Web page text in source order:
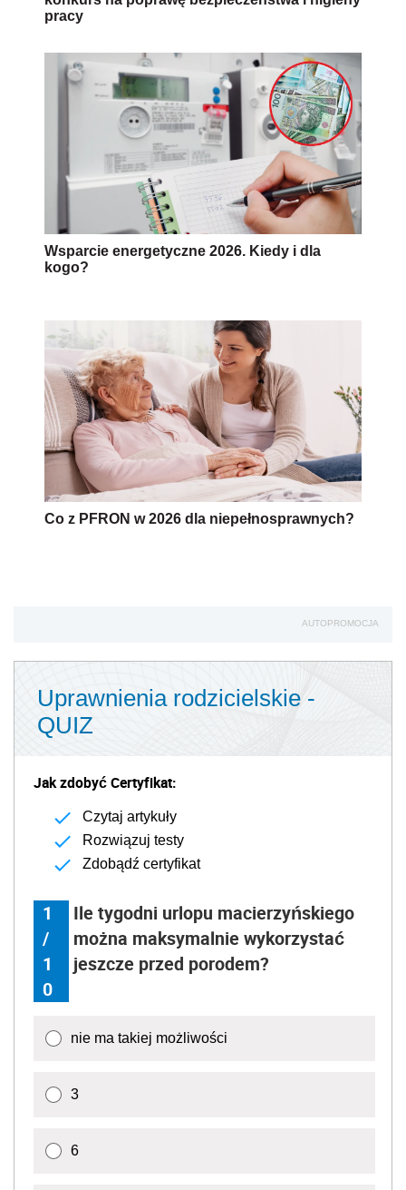
pracy
Wsparcie energetyczne 2026. Kiedy i dla
kogo?
Co z PFRON w 2026 dla niepełnosprawnych?
AUTOPROMOCJA
Uprawnienia rodzicielskie -
QUIZ
Jak zdobyć Certyfikat:
Czytaj artykuły
Rozwiązuj testy
Zdobądź certyfikat
1
/
1
0
Ile tygodni urlopu macierzyńskiego
można maksymalnie wykorzystać
jeszcze przed porodem?
nie ma takiej możliwości
3
6